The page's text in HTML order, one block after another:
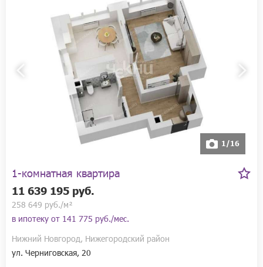
1/16
1-комнатная квартира
11 639 195 руб.
258 649 руб./м²
в ипотеку от 141 775 руб./мес.
Нижний Новгород, Нижегородский район
ул. Черниговская, 20